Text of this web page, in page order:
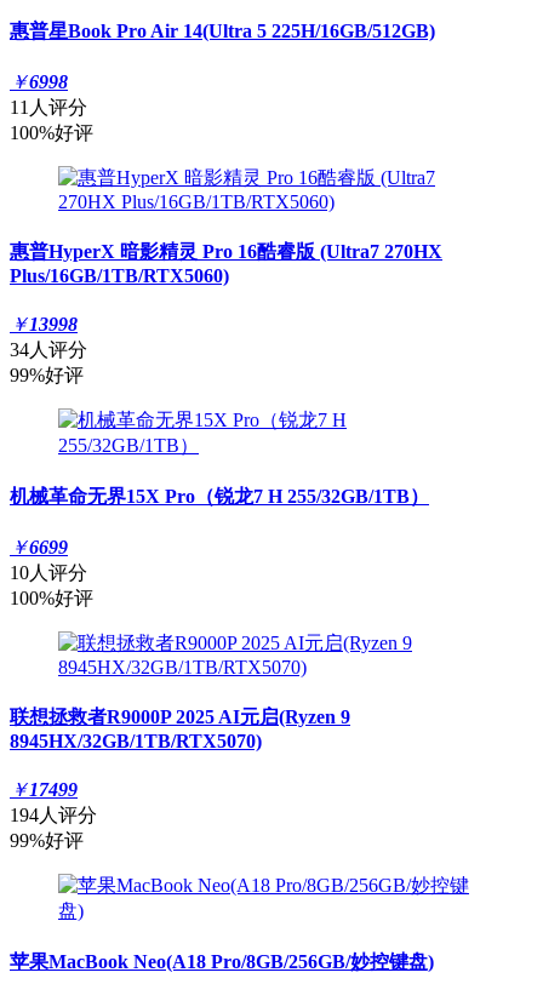
惠普星Book Pro Air 14(Ultra 5 225H/16GB/512GB)
￥6998
11人评分
100%好评
惠普HyperX 暗影精灵 Pro 16酷睿版 (Ultra7 270HX
Plus/16GB/1TB/RTX5060)
￥13998
34人评分
99%好评
机械革命无界15X Pro（锐龙7 H 255/32GB/1TB）
￥6699
10人评分
100%好评
联想拯救者R9000P 2025 AI元启(Ryzen 9
8945HX/32GB/1TB/RTX5070)
￥17499
194人评分
99%好评
苹果MacBook Neo(A18 Pro/8GB/256GB/妙控键盘)